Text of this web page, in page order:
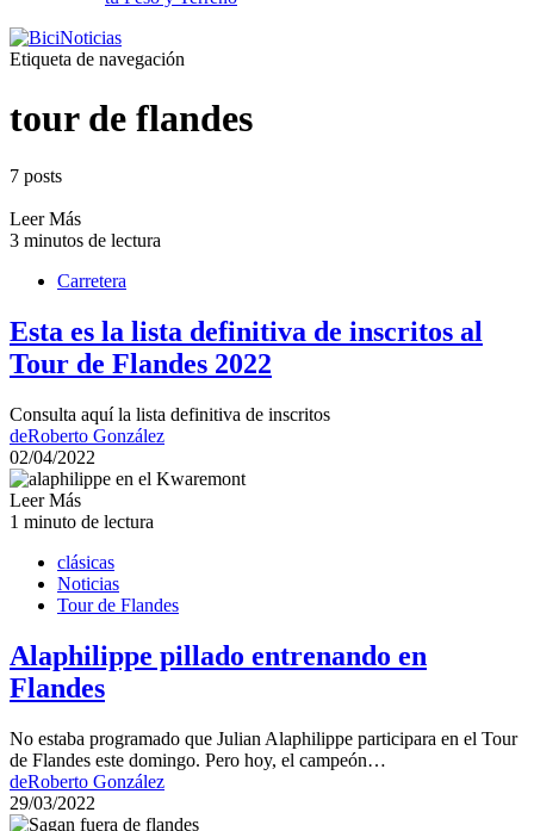
Etiqueta de navegación
tour de flandes
7 posts
Leer Más
3 minutos de lectura
Carretera
Esta es la lista definitiva de inscritos al
Tour de Flandes 2022
Consulta aquí la lista definitiva de inscritos
deRoberto González
02/04/2022
Leer Más
1 minuto de lectura
clásicas
Noticias
Tour de Flandes
Alaphilippe pillado entrenando en
Flandes
No estaba programado que Julian Alaphilippe participara en el Tour
de Flandes este domingo. Pero hoy, el campeón…
deRoberto González
29/03/2022